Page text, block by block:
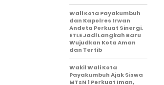
Wali Kota Payakumbuh
dan Kapolres Irwan
Andeta Perkuat Sinergi,
ETLE Jadi Langkah Baru
Wujudkan Kota Aman
dan Tertib
Wakil Wali Kota
Payakumbuh Ajak Siswa
MTsN 1 Perkuat Iman,